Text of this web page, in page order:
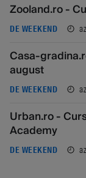
Zooland.ro -
DE WEEKEND
Casa-
august
DE WEEKEND
Urban.ro -
Academy
DE WEEKEND